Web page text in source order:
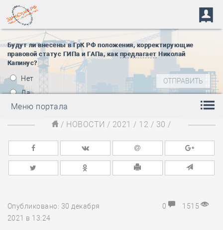
Будут ли внесены в ГрК РФ положения, корректирующие
правовой статус ГИПа и ГАПа, как предлагает Николай
Капинус?
Нет
Да
Меню портала
/ НОВОСТИ / 2021 / 12 / 30 /
Опубликовано: 30 декабря
2021 в 13:24
0 1515